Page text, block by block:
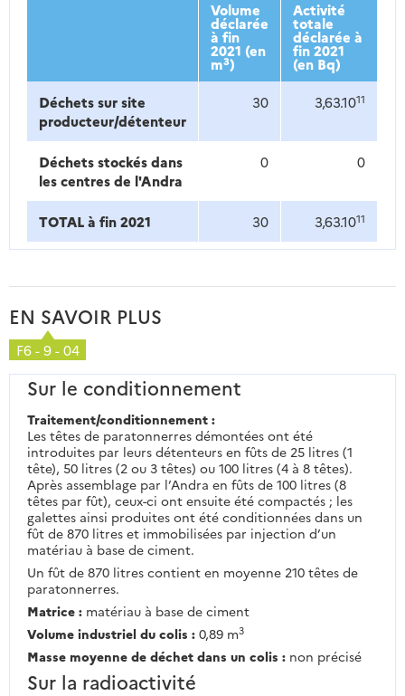
Volume
déclarée
à fin
2021 (en
m3)
Activité
totale
déclarée à
fin 2021
(en Bq)
Déchets sur site
producteur/détenteur
30 3,63.1011
Déchets stockés dans
les centres de l'Andra
0 0
TOTAL à fin 2021 30 3,63.1011
EN SAVOIR PLUS
F6 - 9 - 04
Sur le conditionnement
Traitement/conditionnement :
Les têtes de paratonnerres démontées ont été
introduites par leurs détenteurs en fûts de 25 litres (1
tête), 50 litres (2 ou 3 têtes) ou 100 litres (4 à 8 têtes).
Après assemblage par l’Andra en fûts de 100 litres (8
têtes par fût), ceux-ci ont ensuite été compactés ; les
galettes ainsi produites ont été conditionnées dans un
fût de 870 litres et immobilisées par injection d’un
matériau à base de ciment.
Un fût de 870 litres contient en moyenne 210 têtes de
paratonnerres.
Matrice : matériau à base de ciment
Volume industriel du colis :0,89 m3
Masse moyenne de déchet dans un colis : non précisé
Sur la radioactivité